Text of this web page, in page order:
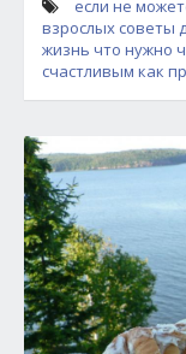
если не
взрослых советы
жизнь что нужно
счастливым как